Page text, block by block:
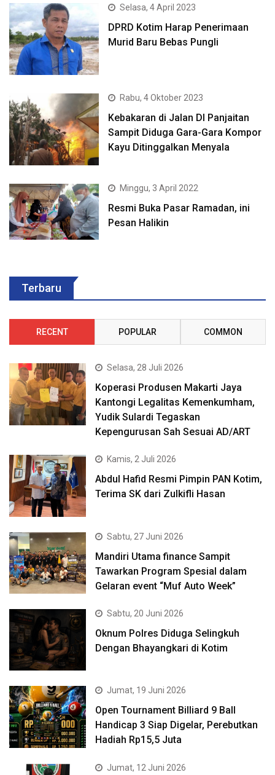
Selasa, 4 April 2023
DPRD Kotim Harap Penerimaan
Murid Baru Bebas Pungli
Rabu, 4 Oktober 2023
Kebakaran di Jalan DI Panjaitan
Sampit Diduga Gara-Gara Kompor
Kayu Ditinggalkan Menyala
Minggu, 3 April 2022
Resmi Buka Pasar Ramadan, ini
Pesan Halikin
Terbaru
RECENT POPULAR COMMON
Selasa, 28 Juli 2026
Koperasi Produsen Makarti Jaya
Kantongi Legalitas Kemenkumham,
Yudik Sulardi Tegaskan
Kepengurusan Sah Sesuai AD/ART
Kamis, 2 Juli 2026
Abdul Hafid Resmi Pimpin PAN Kotim,
Terima SK dari Zulkifli Hasan
Sabtu, 27 Juni 2026
Mandiri Utama finance Sampit
Tawarkan Program Spesial dalam
Gelaran event “Muf Auto Week”
Sabtu, 20 Juni 2026
Oknum Polres Diduga Selingkuh
Dengan Bhayangkari di Kotim
Jumat, 19 Juni 2026
Open Tournament Billiard 9 Ball
Handicap 3 Siap Digelar, Perebutkan
Hadiah Rp15,5 Juta
Jumat, 12 Juni 2026